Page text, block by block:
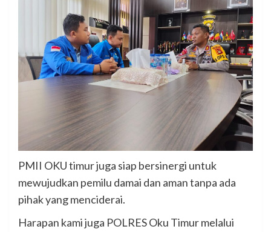
PMII OKU timur juga siap bersinergi untuk
mewujudkan pemilu damai dan aman tanpa ada
pihak yang menciderai.
Harapan kami juga POLRES Oku Timur melalui